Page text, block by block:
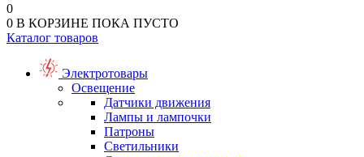
0
0 В КОРЗИНЕ ПОКА ПУСТО
Каталог товаров
Электротовары
Освещение
Датчики движения
Лампы и лампочки
Патроны
Светильники